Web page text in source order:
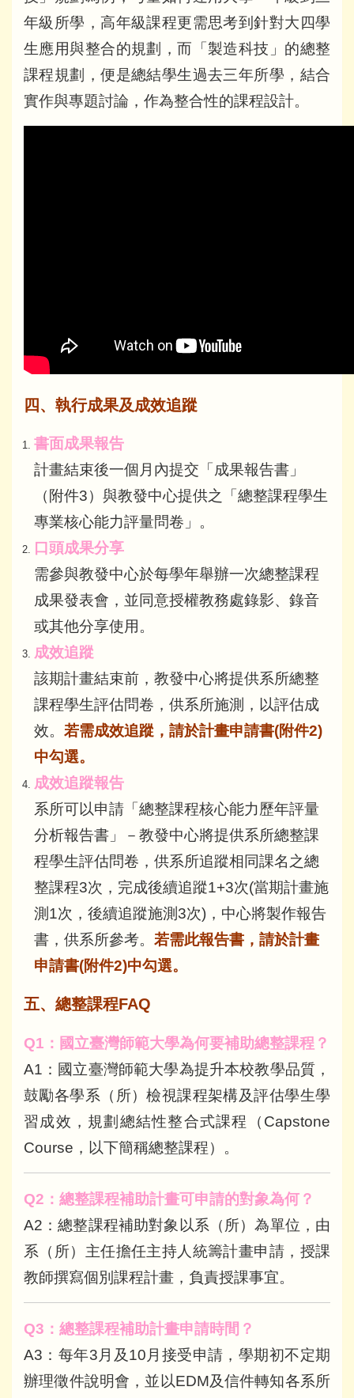
年級所學，高年級課程更需思考到針對大四學
生應用與整合的規劃，而「製造科技」的總整
課程規劃，便是總結學生過去三年所學，結合
實作與專題討論，作為整合性的課程設計。
四、執行成果及成效追蹤
書面成果報告
計畫結束後一個月內提交「成果報告書」
（附件3）與教發中心提供之「總整課程學生
專業核心能力評量問卷」。
口頭成果分享
需參與教發中心於每學年舉辦一次總整課程
成果發表會，並同意授權教務處錄影、錄音
或其他分享使用。
成效追蹤
該期計畫結束前，教發中心將提供系所總整
課程學生評估問卷，供系所施測，以評估成
效。 若需成效追蹤，請於計畫申請書(附件2)
中勾選。
成效追蹤報告
系所可以申請「總整課程核心能力歷年評量
分析報告書」－教發中心將提供系所總整課
程學生評估問卷，供系所追蹤相同課名之總
整課程3次，完成後續追蹤1+3次(當期計畫施
測1次，後續追蹤施測3次)，中心將製作報告
書，供系所參考。 若需此報告書，請於計畫
申請書(附件2)中勾選。
五、總整課程FAQ
Q1 ：國立臺灣師範大學為何要補助總整課程？
A1：國立臺灣師範大學為提升本校教學品質，
鼓勵各學系（所）檢視課程架構及評估學生學
習成效，規劃總結性整合式課程（Capstone
Course，以下簡稱總整課程）。
Q2 ：總整課程補助計畫可申請的對象為何？
A2：總整課程補助對象以系（所）為單位，由
系（所）主任擔任主持人統籌計畫申請，授課
教師撰寫個別課程計畫，負責授課事宜。
Q3 ：總整課程補助計畫申請時間？
A3：每年3月及10月接受申請，學期初不定期
辦理徵件說明會，並以EDM及信件轉知各系所